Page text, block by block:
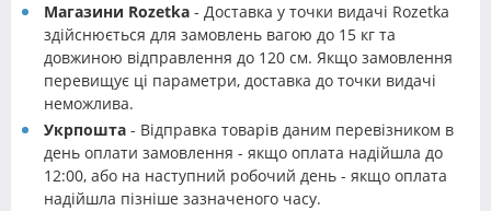
Магазини Rozetka - Доставка у точки видачі Rozetka
здійснюється для замовлень вагою до 15 кг та
довжиною відправлення до 120 см. Якщо замовлення
перевищує ці параметри, доставка до точки видачі
неможлива.
Укрпошта - Відправка товарів даним перевізником в
день оплати замовлення - якщо оплата надійшла до
12:00, або на наступний робочий день - якщо оплата
надійшла пізніше зазначеного часу.